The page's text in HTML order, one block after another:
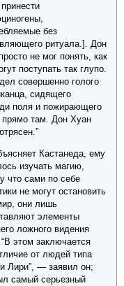
без
ритуала.]. Дон
не мог понять, как
поступать так глупо.
совершенно голого
сидящего
поля и пожирающего
прямо там. Дон Хуан
Кастанеда, ему
изучать магию,
что сами по себе
не могут остановить
они лишь
элементы
ложного видения
этом заключается
от людей типа
Лири”, — заявил он;
самый серьезный